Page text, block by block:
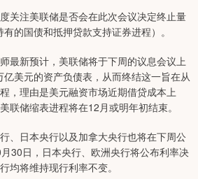
关注美联储是否会在此次会议决定终止量
的国债和抵押贷款支持证券进程）。
最新预计，美联储将于下周的议息会议上
美元的资产负债表，从而终结这一旨在从
，理由是美元融资市场近期借贷成本上
联储缩表进程将在12月或明年初结束。
、日本央行以及加拿大央行也将在下周公
30日，日本央行、欧洲央行将公布利率决
均将维持现行利率不变。